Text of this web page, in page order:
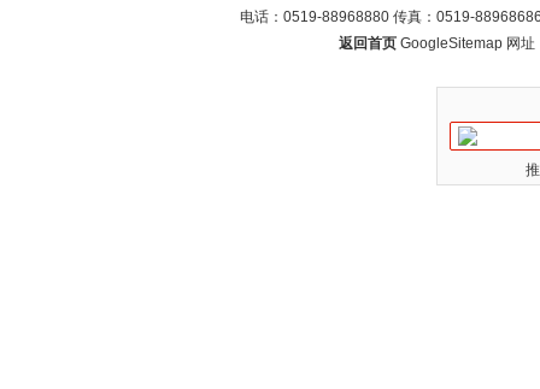
电话：0519-88968880 传真：0519-
返回首页 GoogleSitemap 网